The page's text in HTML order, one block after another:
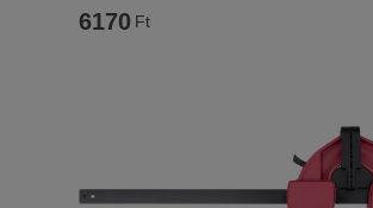
6170 Ft